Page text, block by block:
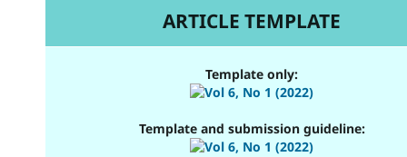
ARTICLE TEMPLATE
Template only:
Template and submission guideline: